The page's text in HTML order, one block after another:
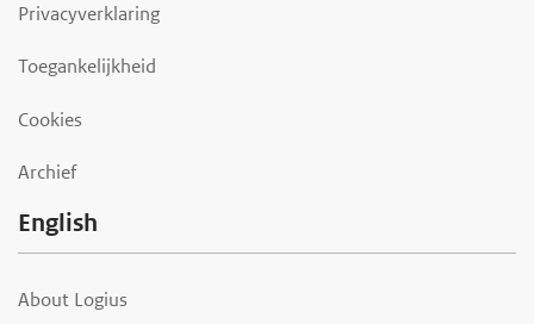
Privacyverklaring
Toegankelijkheid
Cookies
Archief
English
About Logius